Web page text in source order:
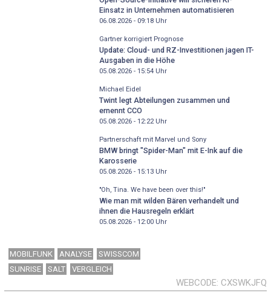
Einsatz in Unternehmen automatisieren
06.08.2026 - 09:18Uhr
Gartner korrigiert Prognose
Update: Cloud- und RZ-Investitionen jagen IT-
Ausgaben in die Höhe
05.08.2026 - 15:54Uhr
Michael Eidel
Twint legt Abteilungen zusammen und
ernennt CCO
05.08.2026 - 12:22Uhr
Partnerschaft mit Marvel und Sony
BMW bringt "Spider-Man" mit E-Ink auf die
Karosserie
05.08.2026 - 15:13Uhr
"Oh, Tina. We have been over this!"
Wie man mit wilden Bären verhandelt und
ihnen die Hausregeln erklärt
05.08.2026 - 12:00Uhr
MOBILFUNK ANALYSE
SWISSCOM
SUNRISE
SALT VERGLEICH
WEBCODE CXSWKJFQ